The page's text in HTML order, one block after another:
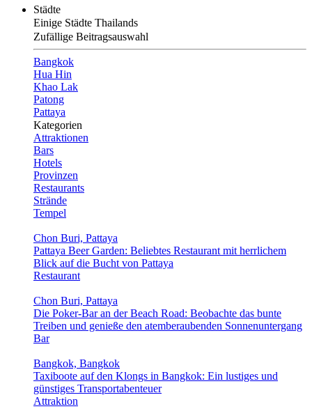
Städte
Einige Städte Thailands
Zufällige Beitragsauswahl
Bangkok
Hua Hin
Khao Lak
Patong
Pattaya
Kategorien
Attraktionen
Bars
Hotels
Provinzen
Restaurants
Strände
Tempel
Chon Buri, Pattaya
Pattaya Beer Garden: Beliebtes Restaurant mit herrlichem
Blick auf die Bucht von Pattaya
Restaurant
Chon Buri, Pattaya
Die Poker-Bar an der Beach Road: Beobachte das bunte
Treiben und genieße den atemberaubenden Sonnenuntergang
Bar
Bangkok, Bangkok
Taxiboote auf den Klongs in Bangkok: Ein lustiges und
günstiges Transportabenteuer
Attraktion